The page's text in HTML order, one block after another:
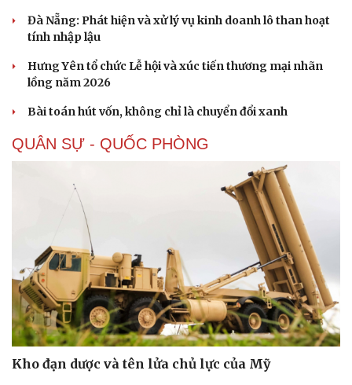
Sản phụ khoa
Nhi khoa
Làm đẹp - giảm cân
Phòng mạch online
Ăn sạch sống khỏe
Tình yêu - Gia đình
Đà Nẵng: Phát hiện và xử lý vụ kinh doanh lô than hoạt
tính nhập lậu
Hưng Yên tổ chức Lễ hội và xúc tiến thương mại nhãn
lồng năm 2026
Bài toán hút vốn, không chỉ là chuyển đổi xanh
QUÂN SỰ - QUỐC PHÒNG
Kho đạn dược và tên lửa chủ lực của Mỹ